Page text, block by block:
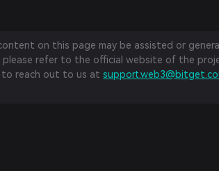
content on this page may be assisted or
refer to the official website of the
to reach out to us at